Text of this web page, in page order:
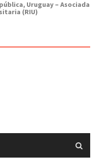
Uruguay – Asociada
(RIU)